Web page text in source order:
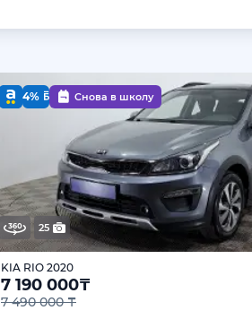
4% Снова в школу
25
KIA RIO 2020
7 190 000₸
7 490 000 ₸